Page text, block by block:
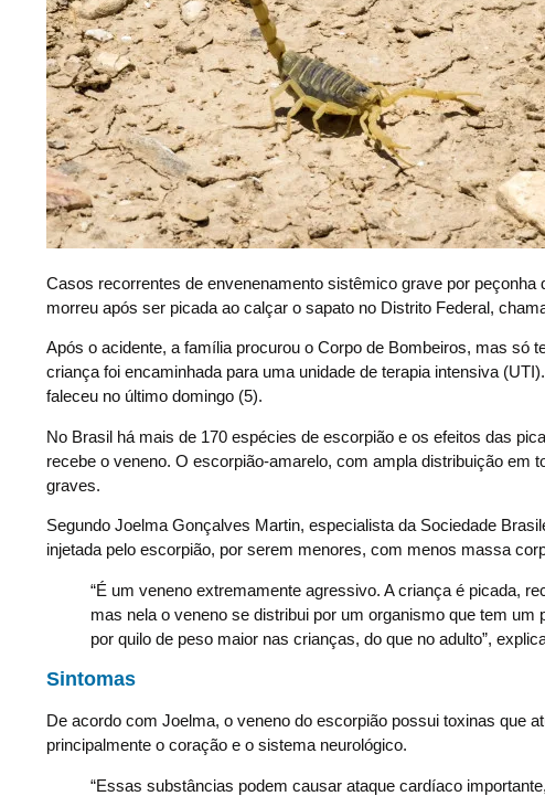
Casos recorrentes de envenenamento sistêmico grave por
morreu após ser picada ao calçar o sapato no Distrito Federal,
Após o acidente, a família procurou o Corpo de Bombeiros, mas só
criança foi encaminhada para uma unidade de terapia intensiva
faleceu no último domingo (5).
No Brasil há mais de 170 espécies de escorpião e os efeitos das
recebe o veneno. O escorpião-amarelo, com ampla distribuição
graves.
Segundo Joelma Gonçalves Martin, especialista da Sociedade
injetada pelo escorpião, por serem menores, com menos massa
“É um veneno extremamente agressivo. A criança é picada,
mas nela o veneno se distribui por um organismo que tem
por quilo de peso maior nas crianças, do que no adulto”,
Sintomas
De acordo com Joelma, o veneno do escorpião possui toxinas que
principalmente o coração e o sistema neurológico.
“Essas substâncias podem causar ataque cardíaco